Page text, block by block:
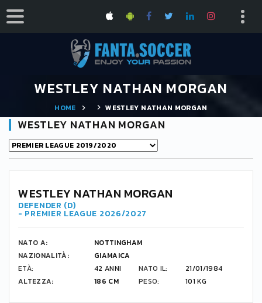
WESTLEY NATHAN MORGAN
HOME WESTLEY NATHAN MORGAN
WESTLEY NATHAN MORGAN
WESTLEY NATHAN MORGAN
DEFENDER (D)
- PREMIER LEAGUE 2026/2027
NATO A:
NOTTINGHAM
NAZIONALITÀ:
GIAMAICA
ETÀ:
42 ANNI NATO IL:
21/01/1984
ALTEZZA:
186 CM PESO: 101 KG